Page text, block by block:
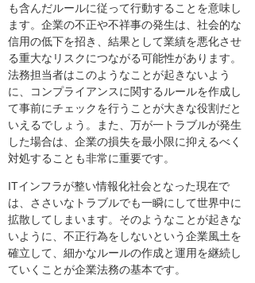
も含んだルールに従って行動することを意味し
ます。企業の不正や不祥事の発生は、社会的な
信用の低下を招き、結果として業績を悪化させ
る重大なリスクにつながる可能性があります。
法務担当者はこのようなことが起きないよう
に、コンプライアンスに関するルールを作成し
て事前にチェックを行うことが大きな役割だと
いえるでしょう。また、万が一トラブルが発生
した場合は、企業の損失を最小限に抑えるべく
対処することも非常に重要です。
ITインフラが整い情報化社会となった現在で
は、ささいなトラブルでも一瞬にして世界中に
拡散してしまいます。そのようなことが起きな
いように、不正行為をしないという企業風土を
確立して、細かなルールの作成と運用を継続し
ていくことが企業法務の基本です。